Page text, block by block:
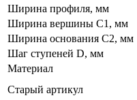
Ширина профиля, мм
Ширина вершины С1, мм
Ширина основания C2, мм
Шаг ступеней D, мм
Материал
Старый артикул